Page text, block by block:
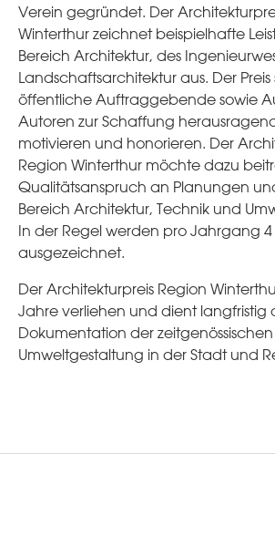
Verein gegründet. Der
Winterthur zeichnet beispielhafte
Bereich Architektur, des
Landschaftsarchitektur aus. Der
öffentliche Auftraggebende sowie
Autoren zur Schaffung
motivieren und honorieren. Der
Region Winterthur möchte dazu
Qualitätsanspruch an Planungen
Bereich Architektur, Technik und
In der Regel werden pro Jahrgang 4
ausgezeichnet.
Der Architekturpreis Region
Jahre verliehen und dient langfristig
Dokumentation der
Umweltgestaltung in der Stadt und